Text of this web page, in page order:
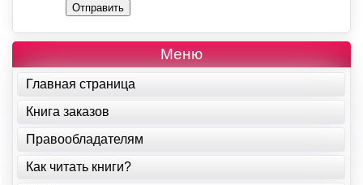
Отправить
Меню
Главная страница
Книга заказов
Правообладателям
Как читать книги?